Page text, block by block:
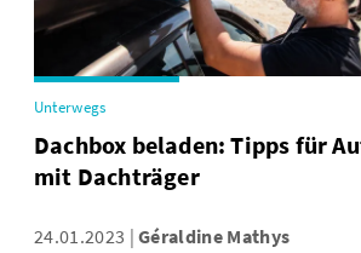
Unterwegs
Dachbox beladen: Tipps für
mit Dachträger
24.01.2023 Géraldine Mathys